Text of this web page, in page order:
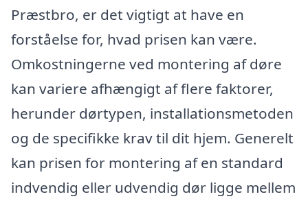
Præstbro, er det vigtigt at have en
forståelse for, hvad prisen kan være.
Omkostningerne ved montering af døre
kan variere afhængigt af flere faktorer,
herunder dørtypen, installationsmetoden
og de specifikke krav til dit hjem. Generelt
kan prisen for montering af en standard
indvendig eller udvendig dør ligge mellem